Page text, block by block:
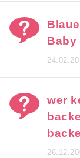
Baby
wer